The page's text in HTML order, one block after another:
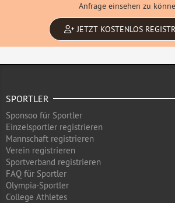
Anfrage einsehen zu
JETZT KOSTENLOS
SPORTLER
Sponsoo für Sportler
Einzelsportler registrieren
Mannschaft registrieren
Verein registrieren
Sportverband registrieren
FAQ für Sportler
Olympia-Sportler
College Athletes